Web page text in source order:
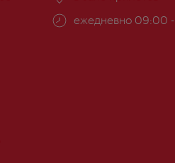
Часы
ежедневно 09:00